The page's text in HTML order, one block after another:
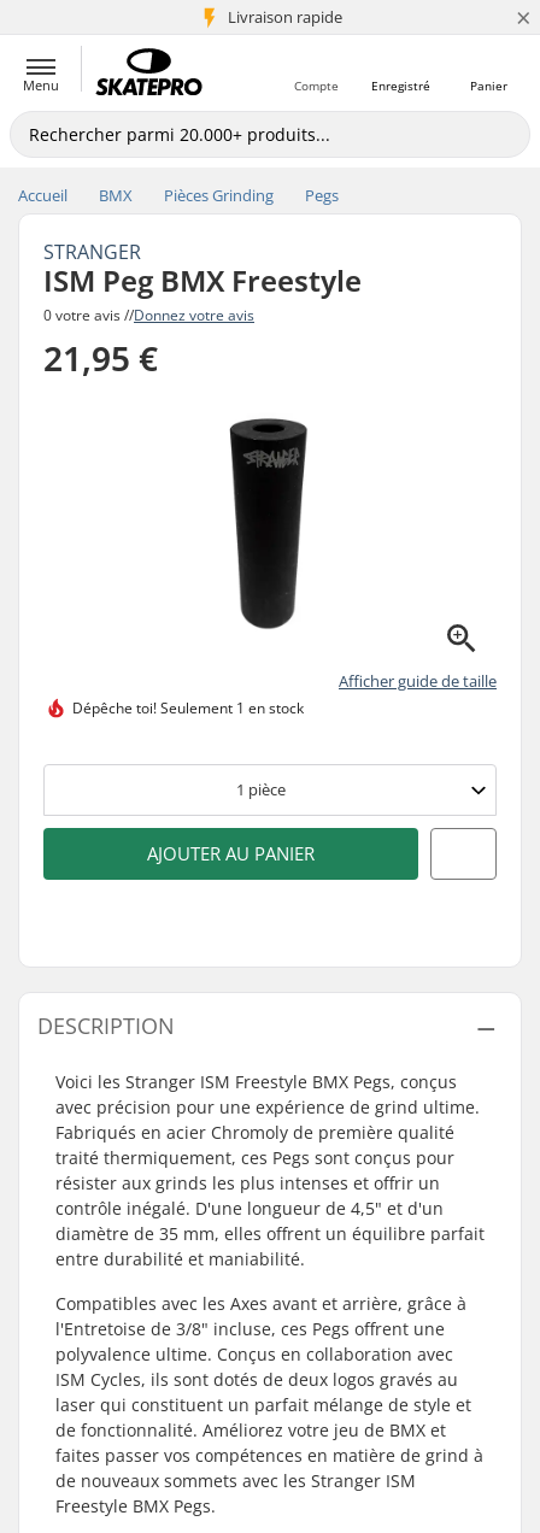
Livraison rapide
+5 mio de clients ×
Menu Panier
Enregistré
Compte
Accueil BMX Pièces Grinding Pegs
STRANGER
ISM Peg BMX Freestyle
0 votre avis //Donnez votre avis
21,95 €
Afficher guide de taille
Dépêche toi!Seulement 1 en stock
1 pièce
AJOUTER AU PANIER
DESCRIPTION
Voici les Stranger ISM Freestyle BMX Pegs, conçus
avec précision pour une expérience de grind ultime.
Fabriqués en acier Chromoly de première qualité
traité thermiquement, ces Pegs sont conçus pour
résister aux grinds les plus intenses et offrir un
contrôle inégalé. D'une longueur de 4,5" et d'un
diamètre de 35 mm, elles offrent un équilibre parfait
entre durabilité et maniabilité.
Compatibles avec les Axes avant et arrière, grâce à
l'Entretoise de 3/8" incluse, ces Pegs offrent une
polyvalence ultime. Conçus en collaboration avec
ISM Cycles, ils sont dotés de deux logos gravés au
laser qui constituent un parfait mélange de style et
de fonctionnalité. Améliorez votre jeu de BMX et
faites passer vos compétences en matière de grind à
de nouveaux sommets avec les Stranger ISM
Freestyle BMX Pegs.